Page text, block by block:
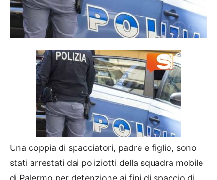
Una coppia di spacciatori, padre e figlio, sono
stati arrestati dai poliziotti della squadra mobile
di Palermo per detenzione ai fini di spaccio di